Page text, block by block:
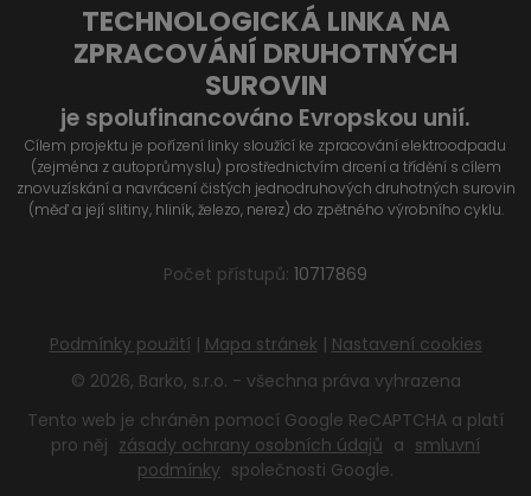
TECHNOLOGICKÁ LINKA NA
ZPRACOVÁNÍ DRUHOTNÝCH
SUROVIN
je spolufinancováno Evropskou unií.
Cílem projektu je pořízení linky sloužící ke zpracování elektroodpadu
(zejména z autoprůmyslu) prostřednictvím drcení a třídění s cílem
znovuzískání a navrácení čistých jednodruhových druhotných surovin
(měď a její slitiny, hliník, železo, nerez) do zpětného výrobního cyklu.
Počet přístupů: 10717869
© 2026, Barko, s.r.o. - všechna práva vyhrazena
Podmínky použití | Mapa stránek | Nastavení cookies
Tento web je chráněn pomocí Google ReCAPTCHA a platí
pro něj zásady ochrany osobních údajů a smluvní
podmínky společnosti Google.